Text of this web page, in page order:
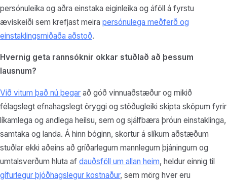
persónuleika og aðra einstaka eiginleika og áföll á fyrstu
æviskeiði sem krefjast meira persónulega meðferð og
einstaklingsmiðaða aðstoð.
Hvernig geta rannsóknir okkar stuðlað að þessum
lausnum?
Við vitum það nú þegar að góð vinnuaðstæður og mikið
félagslegt efnahagslegt öryggi og stöðugleiki skipta sköpum fyrir
líkamlega og andlega heilsu, sem og sjálfbæra þróun einstaklinga,
samtaka og landa. Á hinn bóginn, skortur á slíkum aðstæðum
stuðlar ekki aðeins að gríðarlegum mannlegum þjáningum og
umtalsverðum hluta af dauðsföll um allan heim, heldur einnig til
gífurlegur þjóðhagslegur kostnaður, sem mörg hver eru